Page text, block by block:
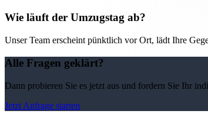
Wie läuft der Umzugstag ab?
Unser Team erscheint pünktlich vor Ort, lädt Ihre
Alle Fragen geklärt?
Dann probieren Sie es jetzt aus und fordern Sie Ihr
Jetzt Anfrage starten